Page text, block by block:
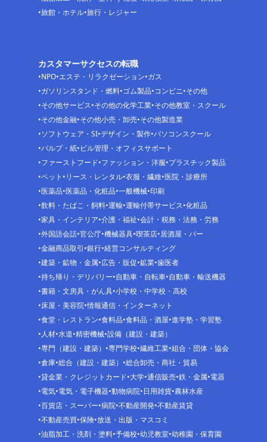
旅館・ホテル 旅行・レジャー
カスタマーサクセスの転職
NPO エステ・リラクゼーション ガス
ガソリンスタンド・燃料 ゴム製品 コンビニ その他
その他サービス その他の化学工業 その他教室・スクール
その他金融 その他小売・卸売 その他製造業
ソフトウェア・SI デザイン・製作 パソコンスクール
パルプ・紙 ビル管理・オフィスサポート
ファーストフード ファッション・洋服 プラスチック製品
ペット リース・レンタル 衣服・繊維 医院・診療所
医薬品 医薬品・化粧品 一般機械 印刷
飲料・たばこ・飼料 運輸 運輸付帯サービス 化粧品
家具・インテリア 介護・福祉 会計・税務・法務・労務
外国語会話 官公庁 機械器具 喫茶店 居酒屋・バー
金融商品取引 銀行 経営コンサルティング
建築・鉱物・金属 広告・販促 鉱業 歯医者
持ち帰り・デリバリー 自動車・自転車 自動車・輸送機器
書籍・文房具・がん具 小学校・中学校・高校
床屋・美容院 情報通信・インターネット
食堂・レストラン 食料品 食料品・酒屋 進学塾・学習塾
人材 水道 精密機械 設備（建設・建築）
専門（建設・建築）
専門学校 繊維工業 組合・団体・協会
倉庫 総合（建設・建築）
総合卸売・商社・貿易
貸金業・クレジットカード 大学 通信販売 鉄・金属 電器
電気 電気・電子機器 動物病院 日用雑貨 農林水産
百貨店・スーパー 病院 不動産開発 不動産賃貸
不動産売買 保険 放送・出版・マスコミ
油脂加工・洗剤・塗料 予備校 幼児教室 幼稚園・保育園